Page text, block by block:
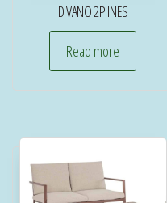
DIVANO 2P INES
Read more